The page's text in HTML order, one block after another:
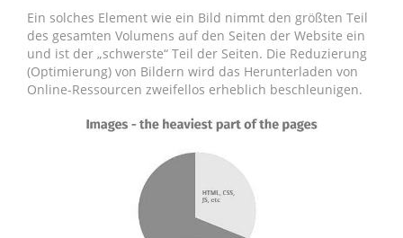
Ein solches Element wie ein Bild nimmt den größten Teil
des gesamten Volumens auf den Seiten der Website ein
und ist der „schwerste“ Teil der Seiten. Die Reduzierung
(Optimierung) von Bildern wird das Herunterladen von
Online-Ressourcen zweifellos erheblich beschleunigen.